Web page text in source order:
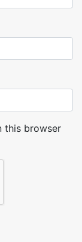
this browser